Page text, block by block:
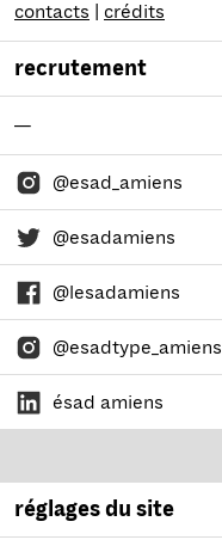
contacts
crédits
recrutement
—
@esad_amiens
@esadamiens
@lesadamiens
@esadtype_amiens
ésad amiens
réglages du site